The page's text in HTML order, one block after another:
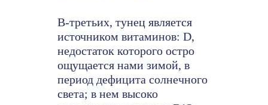
В-третьих, тунец является
источником витаминов: D,
недостаток которого остро
ощущается нами зимой, в
период дефицита солнечного
света; в нем высоко